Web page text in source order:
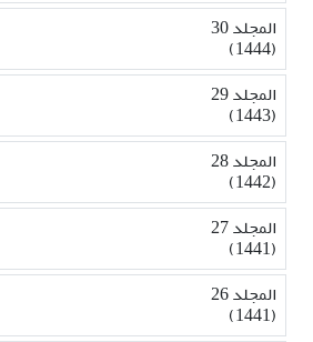
المجلد 30
(1444)
المجلد 29
(1443)
المجلد 28
(1442)
المجلد 27
(1441)
المجلد 26
(1441)